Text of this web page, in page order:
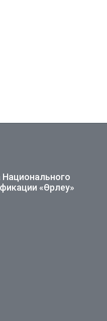
«Өрлеу»